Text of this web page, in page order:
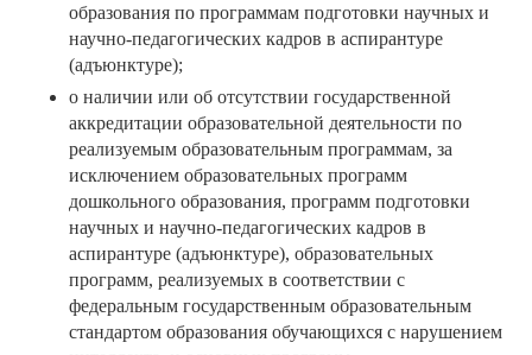
образования по программам подготовки научных и
научно-педагогических кадров в аспирантуре
(адъюнктуре);
о наличии или об отсутствии государственной
аккредитации образовательной деятельности по
реализуемым образовательным программам, за
исключением образовательных программ
дошкольного образования, программ подготовки
научных и научно-педагогических кадров в
аспирантуре (адъюнктуре), образовательных
программ, реализуемых в соответствии с
федеральным государственным образовательным
стандартом образования обучающихся с нарушением